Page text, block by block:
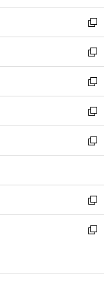
開
く
ウ
で
開
く
ン
ド
ウ
で
開
く
ウ
ィ
ン
ド
ウ
で
開
く
新
し
い
ウ
ィ
ン
ド
ウ
で
開
新
し
い
ウ
ィ
ン
ド
ウ
開
く
新
し
い
ウ
ィ
ン
ウ
で
開
く
新
し
い
ウ
ン
ド
ウ
で
新
し
ウ
ィ
ン
ド
開
新
し
い
ン
新
ウ